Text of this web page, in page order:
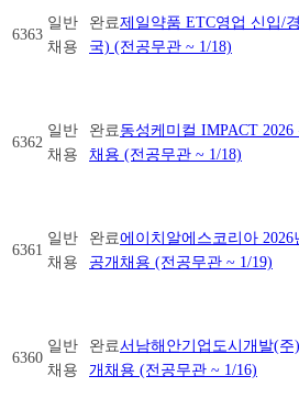
6363
일반
채용
완료제일약품 ETC영업 신입/
국) (전공무관 ~ 1/18)
6362
일반
채용
완료 동성케미컬 IMPACT 2026
채용 (전공무관 ~ 1/18)
6361
일반
채용
완료에이치알에스코리아 2026
공개채용 (전공무관 ~ 1/19)
6360
일반
채용
완료서남해안기업도시개발(주
개채용 (전공무관 ~ 1/16)